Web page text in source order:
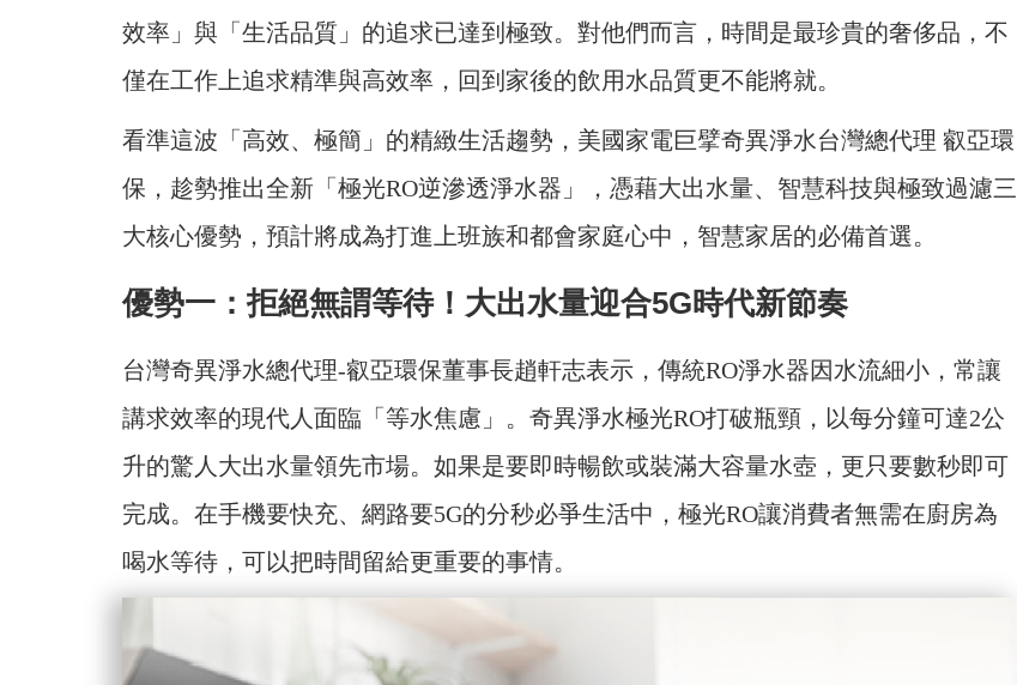
效率」與「生活品質」的追求已達到極致。對他們而言，時間是最珍貴的奢侈品，不
僅在工作上追求精準與高效率，回到家後的飲用水品質更不能將就。
看準這波「高效、極簡」的精緻生活趨勢，美國家電巨擘奇異淨水台灣總代理 叡亞環
保，趁勢推出全新「極光RO逆滲透淨水器」，憑藉大出水量、智慧科技與極致過濾三
大核心優勢，預計將成為打進上班族和都會家庭心中，智慧家居的必備首選。
優勢一：拒絕無謂等待！大出水量迎合5G時代新節奏
台灣奇異淨水總代理-叡亞環保董事長趙軒志表示，傳統RO淨水器因水流細小，常讓
講求效率的現代人面臨「等水焦慮」。奇異淨水極光RO打破瓶頸，以每分鐘可達2公
升的驚人大出水量領先市場。如果是要即時暢飲或裝滿大容量水壺，更只要數秒即可
完成。在手機要快充、網路要5G的分秒必爭生活中，極光RO讓消費者無需在廚房為
喝水等待，可以把時間留給更重要的事情。